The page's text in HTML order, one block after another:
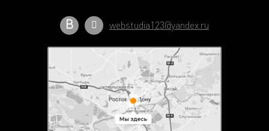
В webstudia123@yandex.ru